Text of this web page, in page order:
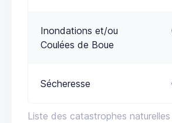
Liste des catastrophes naturelles
Inondations et/ou
Coulées de Boue
Sécheresse